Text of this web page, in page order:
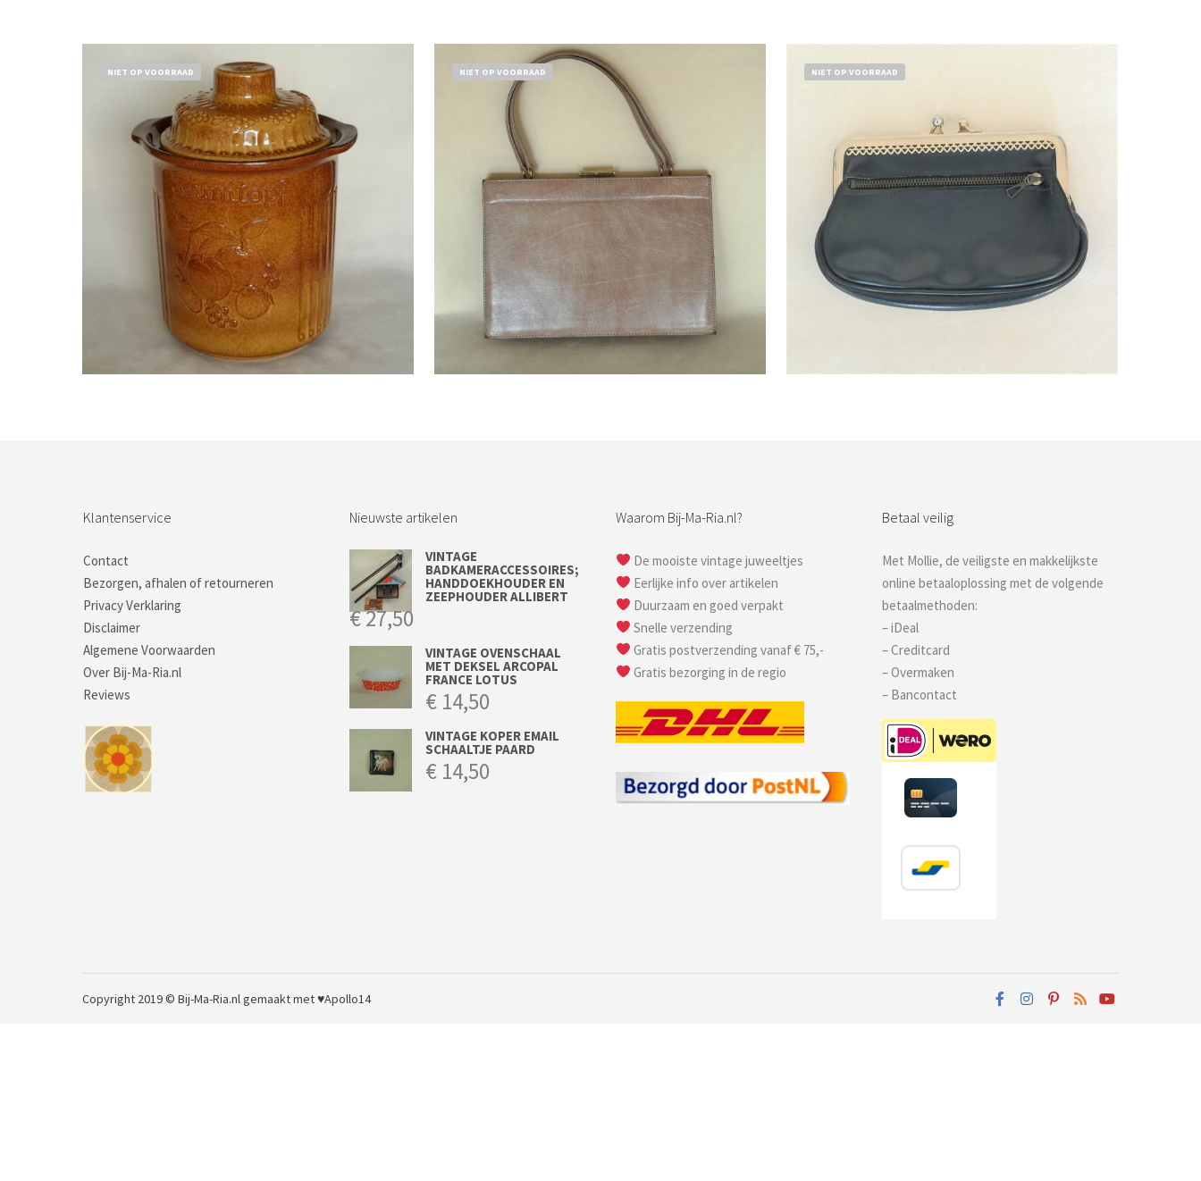
NIET OP VOORRAAD NIET OP VOORRAAD NIET OP VOORRAAD
Klantenservice
Contact
Bezorgen, afhalen of retourneren
Privacy Verklaring
Disclaimer
Algemene Voorwaarden
Over Bij-Ma-Ria.nl
Reviews
Nieuwste artikelen
VINTAGE
BADKAMERACCESSOIRES;
HANDDOEKHOUDER EN
ZEEPHOUDER ALLIBERT
€27,50
VINTAGE OVENSCHAAL
MET DEKSEL ARCOPAL
FRANCE LOTUS
€ 14,50
VINTAGE KOPER EMAIL
SCHAALTJE PAARD
€ 14,50
Waarom Bij-Ma-Ria.nl?
De mooiste vintage juweeltjes
Eerlijke info over artikelen
Duurzaam en goed verpakt
Snelle verzending
Gratis postverzending vanaf € 75,-
Gratis bezorging in de regio
Betaal veilig
Met Mollie, de veiligste en makkelijkste
online betaaloplossing met de volgende
betaalmethoden:
– iDeal
– Creditcard
– Overmaken
– Bancontact
Copyright 2019 © Bij-Ma-Ria.nlgemaakt met ♥Apollo14